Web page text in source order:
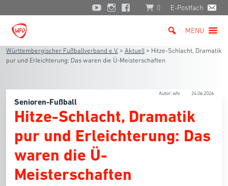
0 E-Postfach
MENU
Württembergischer Fußballverband e.V. > Aktuell > Hitze-Schlacht, Dramatik
pur und Erleichterung: Das waren die Ü-Meisterschaften
Autor: wfv 24.06.2026
Senioren-Fußball
Hitze-Schlacht, Dramatik
pur und Erleichterung: Das
waren die Ü-
Meisterschaften